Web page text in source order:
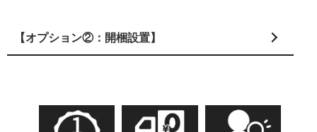
【オプション②：開梱設置】